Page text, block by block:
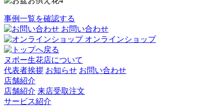
事例一覧を確認する
お問い合わせ
オンラインショップ
ヌボー生花店について
代表者挨拶 お知らせ お問い合わせ
店舗紹介
店舗紹介 来店受取注文
サービス紹介